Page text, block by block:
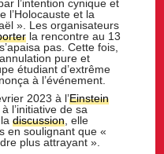
l’intention cynique et
l’Holocauste et la
». Les organisateurs
la rencontre au 13
pas. Cette fois,
pure et
étudiant d’extrême
à l’événement.
2023 à l’Einstein
l’initiative de sa
ladiscussion, elle
en soulignant que «
plus attrayant ».